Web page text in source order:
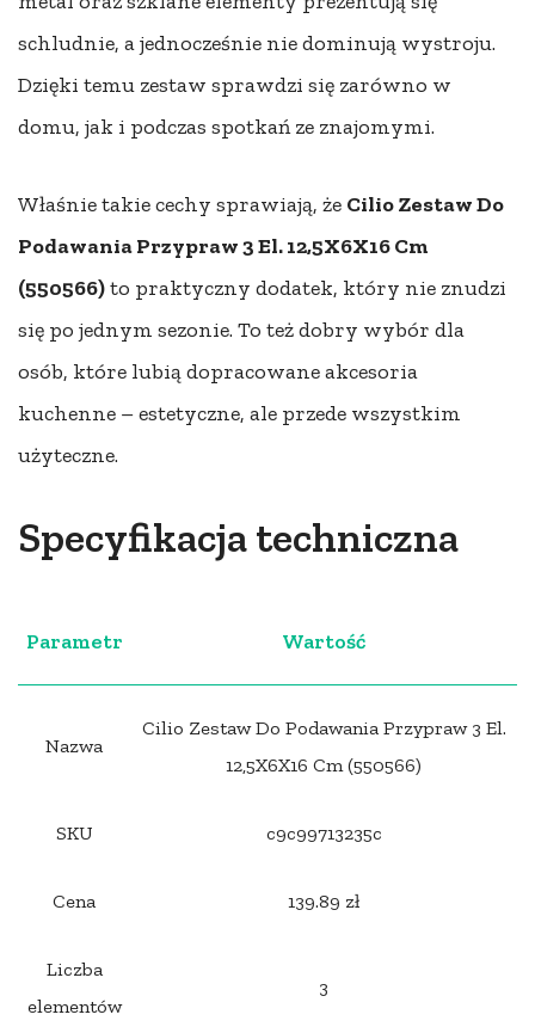
schludnie, a jednocześnie nie dominują wystroju.
Dzięki temu zestaw sprawdzi się zarówno w
domu, jak i podczas spotkań ze znajomymi.
Właśnie takie cechy sprawiają, że Cilio Zestaw Do
Podawania Przypraw 3 El. 12,5X6X16 Cm
(550566)to praktyczny dodatek, który nie znudzi
się po jednym sezonie. To też dobry wybór dla
osób, które lubią dopracowane akcesoria
kuchenne – estetyczne, ale przede wszystkim
użyteczne.
Specyfikacja techniczna
Parametr Wartość
Nazwa
Cilio Zestaw Do Podawania Przypraw 3 El.
12,5X6X16 Cm (550566)
SKU c9c99713235c
Cena 139.89 zł
Liczba
elementów
3